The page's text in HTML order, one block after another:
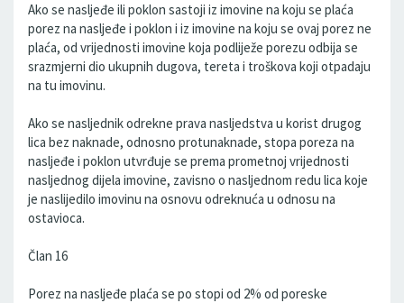
Ako se nasljeđe ili poklon sastoji iz imovine na koju se plaća
porez na nasljeđe i poklon i iz imovine na koju se ovaj porez ne
plaća, od vrijednosti imovine koja podliježe porezu odbija se
srazmjerni dio ukupnih dugova, tereta i troškova koji otpadaju
na tu imovinu.
Ako se nasljednik odrekne prava nasljedstva u korist drugog
lica bez naknade, odnosno protunaknade, stopa poreza na
nasljeđe i poklon utvrđuje se prema prometnoj vrijednosti
nasljednog dijela imovine, zavisno o nasljednom redu lica koje
je naslijedilo imovinu na osnovu odreknuća u odnosu na
ostavioca.
Član 16
Porez na nasljeđe plaća se po stopi od 2% od poreske